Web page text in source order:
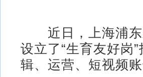
近日，上海浦东
设立了“生育友好岗
辑、运营、短视频